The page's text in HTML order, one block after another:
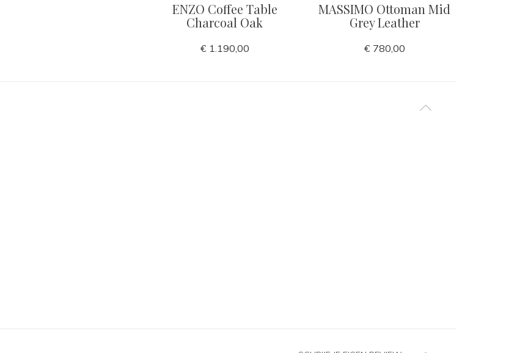
ENZO Coffee Table
Charcoal Oak
€ 1.190,00
MASSIMO Ottoman Mid
Grey Leather
€ 780,00